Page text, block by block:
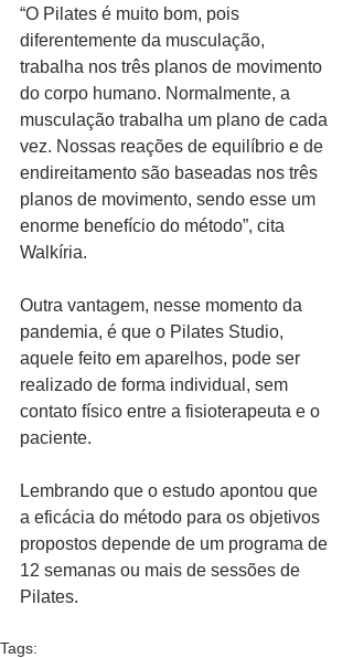
“O Pilates é muito bom, pois
diferentemente da musculação,
trabalha nos três planos de movimento
do corpo humano. Normalmente, a
musculação trabalha um plano de cada
vez. Nossas reações de equilíbrio e de
endireitamento são baseadas nos três
planos de movimento, sendo esse um
enorme benefício do método”, cita
Walkíria.
Outra vantagem, nesse momento da
pandemia, é que o Pilates Studio,
aquele feito em aparelhos, pode ser
realizado de forma individual, sem
contato físico entre a fisioterapeuta e o
paciente.
Lembrando que o estudo apontou que
a eficácia do método para os objetivos
propostos depende de um programa de
12 semanas ou mais de sessões de
Pilates.
Tags: